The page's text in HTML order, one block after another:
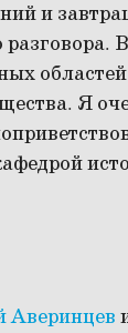
и
разговора.
Я
Аверинцев